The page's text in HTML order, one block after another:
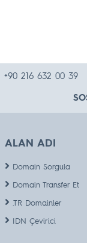
+90 216 632 00 39
ALAN ADI
Domain Sorgula
Domain Transfer Et
.TR Domainler
IDN Çevirici